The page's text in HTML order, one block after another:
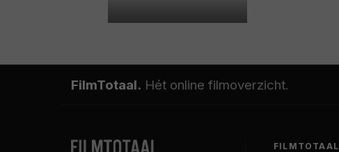
FilmTotaal. Hét online filmoverzicht.
FILMTOTAAL